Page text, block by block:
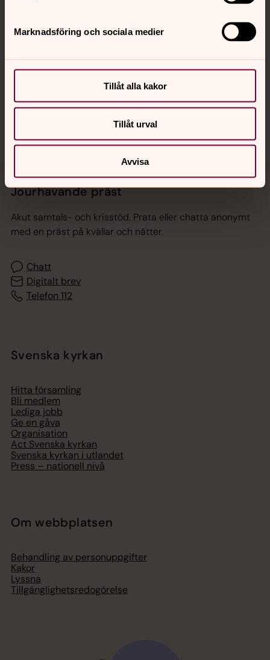
Marknadsföring och sociala medier
Tillåt alla kakor
Tillåt urval
Avvisa
Jourhavande präst
Akut samtals- och krisstöd. Prata eller chatta anonymt
med en präst på kvällar och nätter.
Chatt
Digitalt brev
Telefon 112
Svenska kyrkan
Hitta församling
Bli medlem
Lediga jobb
Ge en gåva
Organisation
Act Svenska kyrkan
Svenska kyrkan i utlandet
Press – nationell nivå
Om webbplatsen
Behandling av personuppgifter
Kakor
Lyssna
Tillgänglighetsredogörelse